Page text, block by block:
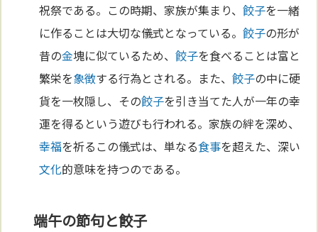
祝祭である。この時期、家族が集まり、餃子を一緒
に作ることは大切な儀式となっている。餃子の形が
昔の金塊に似ているため、餃子を食べることは富と
繁栄を象徴する行為とされる。また、餃子の中に硬
貨を一枚隠し、その餃子を引き当てた人が一年の幸
運を得るという遊びも行われる。家族の絆を深め、
幸福を祈るこの儀式は、単なる食事を超えた、深い
文化的意味を持つのである。
端午の節句と餃子